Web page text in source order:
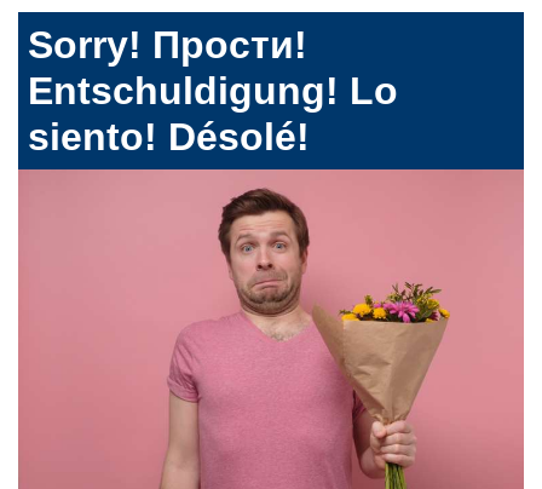
Sorry! Прости!
Entschuldigung! Lo
siento! Désolé!